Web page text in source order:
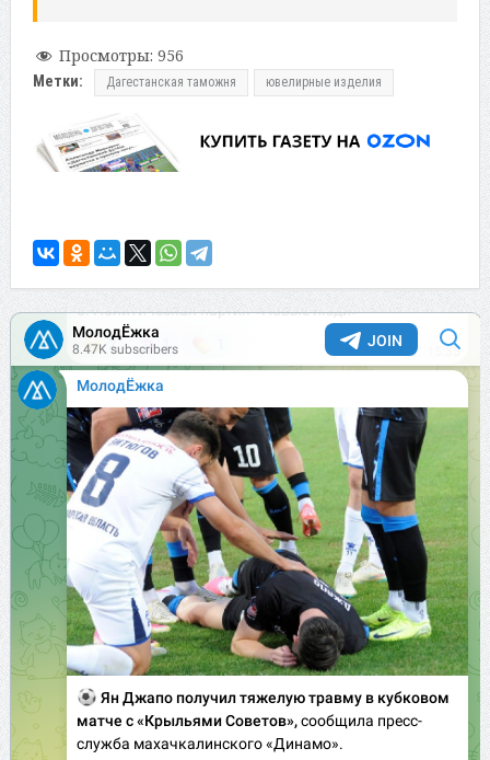
Просмотры: 956
Метки: Дагестанская таможня ювелирные изделия